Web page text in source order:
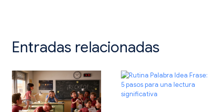
Entradas relacionadas